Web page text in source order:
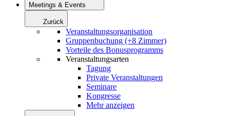
Meetings & Events
Zurück
Veranstaltungsorganisation
Gruppenbuchung (+8 Zimmer)
Vorteile des Bonusprogramms
Veranstaltungsarten
Tagung
Private Veranstaltungen
Seminare
Kongresse
Mehr anzeigen